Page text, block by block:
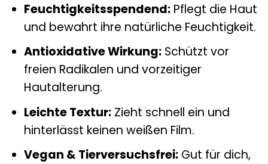
Feuchtigkeitsspendend:Pflegt die Haut
und bewahrt ihre natürliche Feuchtigkeit.
Antioxidative Wirkung:Schützt vor
freien Radikalen und vorzeitiger
Hautalterung.
Leichte Textur:Zieht schnell ein und
hinterlässt keinen weißen Film.
Vegan & Tierversuchsfrei:Gut für dich,